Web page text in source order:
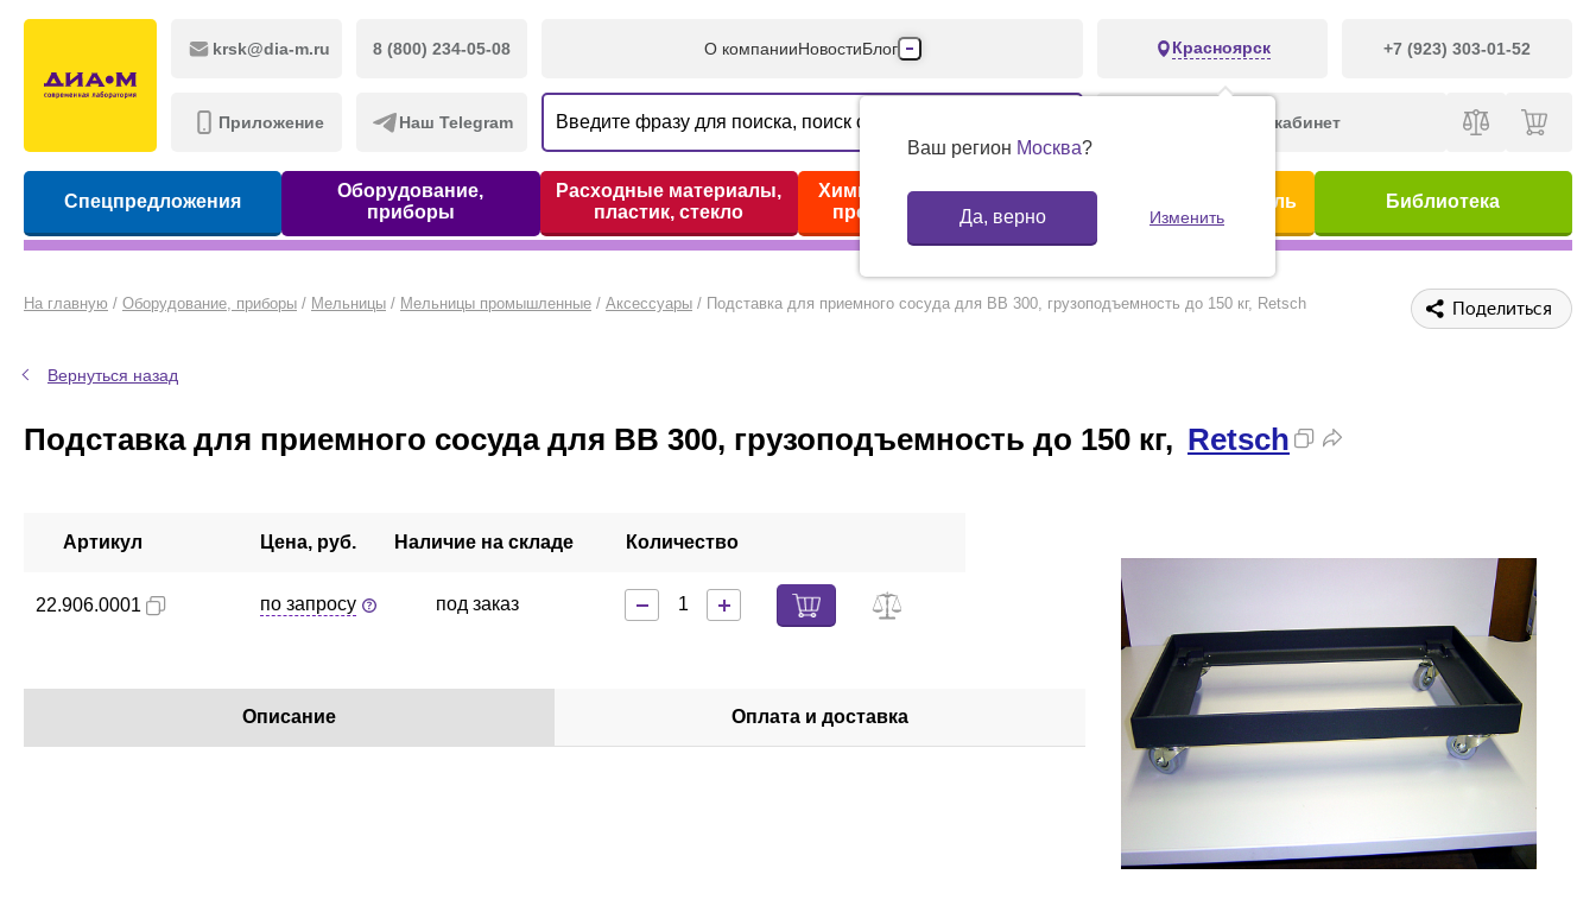
krsk@dia-m.ru 8 (800) 234-05-08
Приложение Наш Telegram
О компанииНовостиБлог
Производители
Партнеры
Контакты
Красноярск +7 (923) 303-01-52
Ваш регион Москва?
Да, верно Изменить
Личный кабинет
Спецпредложения
Оборудование,
приборы
Расходные материалы,
пластик, стекло
Химические реактивы,
препараты, наборы
Предметный указатель Библиотека
На главную / Оборудование, приборы / Мельницы / Мельницы промышленные / Аксессуары / Подставка для приемного сосуда для BB 300, грузоподъемность до 150 кг, Retsch Поделиться
Вернуться назад
Подставка для приемного сосуда для BB 300, грузоподъемность до 150 кг, Retsch
Артикул Цена, руб. Наличие на складе Количество
22.906.0001 по запросу под заказ
Описание Оплата и доставка